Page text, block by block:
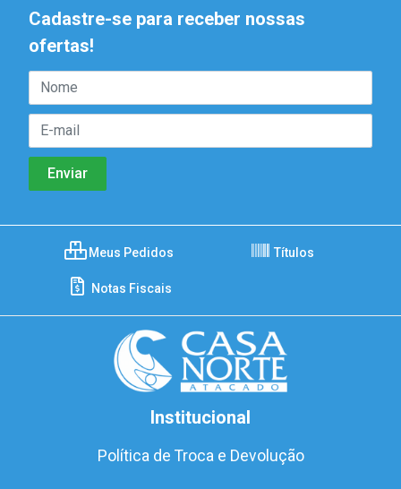
Cadastre-se para receber nossas
ofertas!
Meus Pedidos Títulos
Notas Fiscais
Institucional
Política de Troca e Devolução